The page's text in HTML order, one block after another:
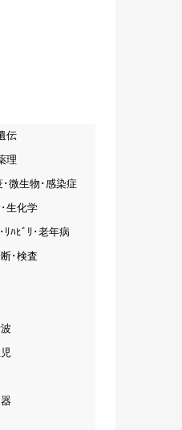
伝
理
･微生物･感染症
生化学
ﾘﾊﾋﾞﾘ･老年病
･検査